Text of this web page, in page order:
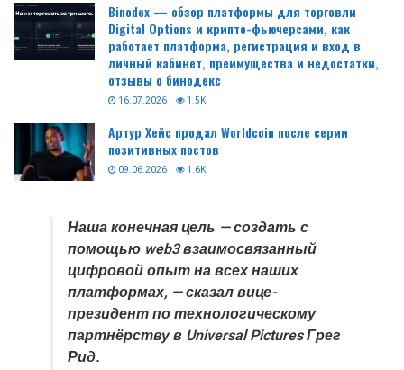
Binodex — обзор платформы для торговли
Digital Options и крипто-фьючерсами, как
работает платформа, регистрация и вход в
личный кабинет, преимущества и недостатки,
отзывы о бинодекс
16.07.2026 1.5K
Артур Хейс продал Worldcoin после серии
позитивных постов
09.06.2026 1.6K
Наша конечная цель — создать с
помощью web3 взаимосвязанный
цифровой опыт на всех наших
платформах, — сказал вице-
президент по технологическому
партнёрству в Universal Pictures Грег
Рид.